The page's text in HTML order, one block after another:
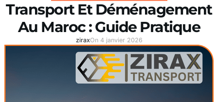
Transport Et Déménagement
Au Maroc : Guide Pratique
ziraxOn 4 janvier 2026